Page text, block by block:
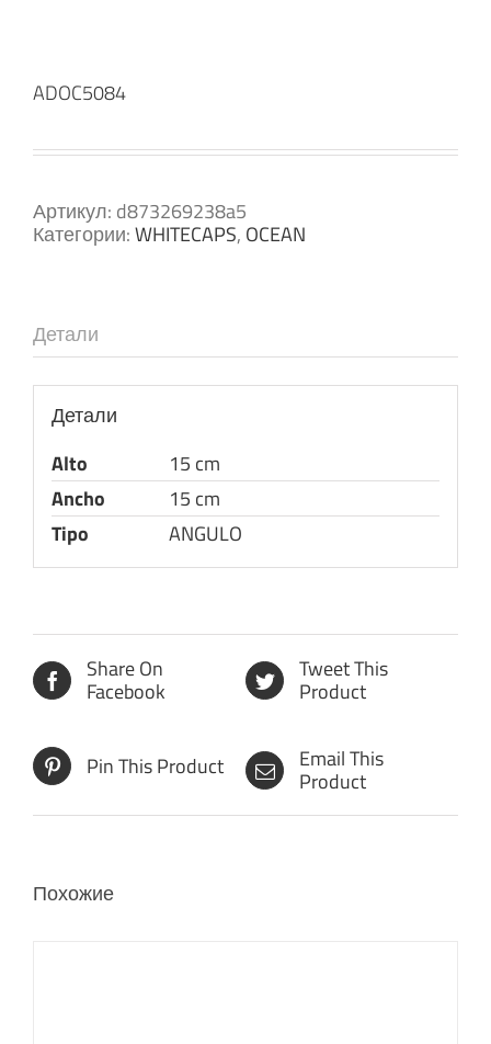
ADOC5084
Артикул: d873269238a5
Категории:WHITECAPS, OCEAN
Детали
Детали
Alto
15 cm
Ancho
15 cm
Tipo
ANGULO
Share On
Facebook
Tweet This
Product
Pin This Product Email This
Product
Похожие